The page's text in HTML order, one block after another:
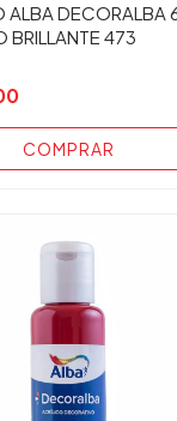
ALBA DECORALBA
BRILLANTE 473